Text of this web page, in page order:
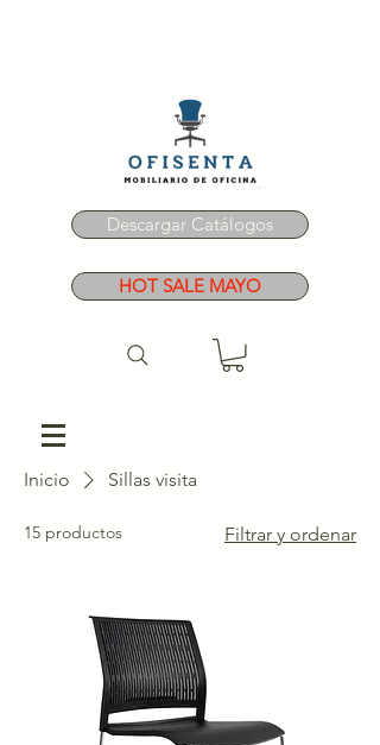
Descargar Catálogos
HOT SALE MAYO
Inicio Sillas visita
15 productos Filtrar y ordenar